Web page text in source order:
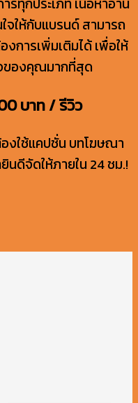
จให้กับแบรนด์ สามารถ
การเพิ่มเติมได้ เพื่อให้
ของคุณมากที่สุด
บาท / รีวิว
งใช้แคปชั่น บทโฆษณา
นดีจัดให้ภายใน 24 ชม.!